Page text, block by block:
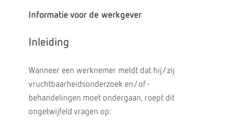
Informatie voor de werkgever
Inleiding
Wanneer een werknemer meldt dat hij/zij
vruchtbaarheidsonderzoek en/of -
behandelingen moet ondergaan, roept dit
ongetwijfeld vragen op: